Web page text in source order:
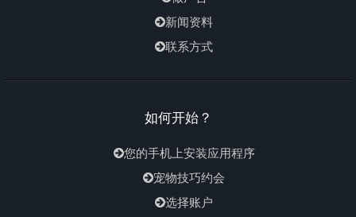
新闻资料
联系方式
如何开始？
您的手机上安装应用程序
宠物技巧约会
选择账户